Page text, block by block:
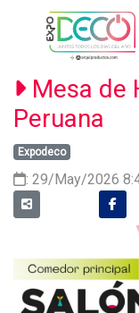
Mesa de
Peruana
Expodeco
: 29/May/2026